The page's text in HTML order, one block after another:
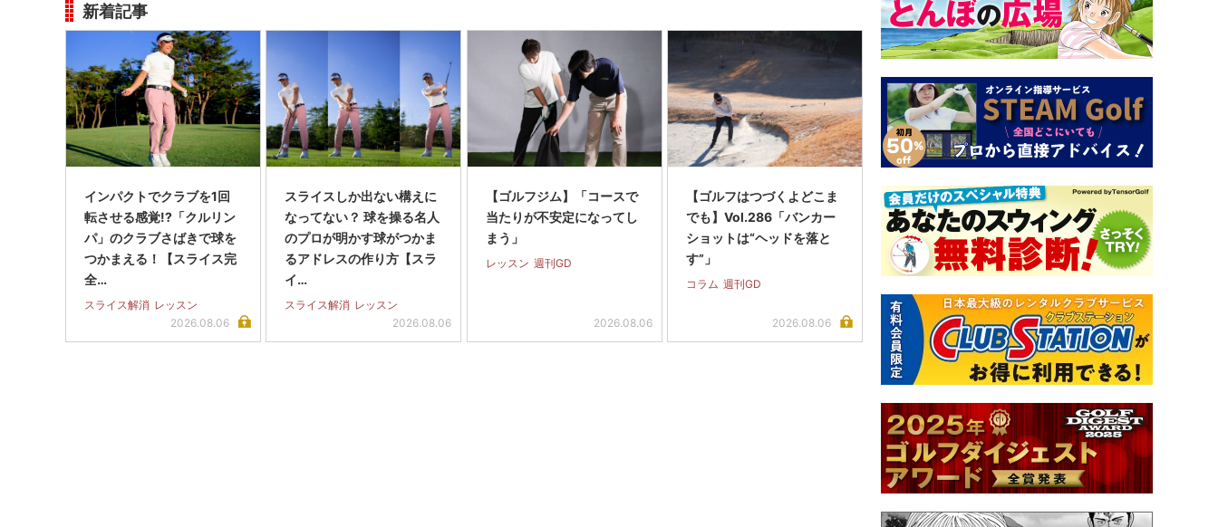
新着記事
インパクトでクラブを1回
転させる感覚!?「クルリン
パ」のクラブさばきで球を
つかまえる！【スライス完
全…
スライス解消 レッスン
2026.08.06
スライスしか出ない構えに
なってない？ 球を操る名人
のプロが明かす球がつかま
るアドレスの作り方【スラ
イ…
スライス解消 レッスン
2026.08.06
【ゴルフジム】「コースで
当たりが不安定になってし
まう」
レッスン 週刊GD
2026.08.06
【ゴルフはつづくよどこま
でも】Vol.286「バンカー
ショットは“ヘッドを落と
す”」
コラム 週刊GD
2026.08.06